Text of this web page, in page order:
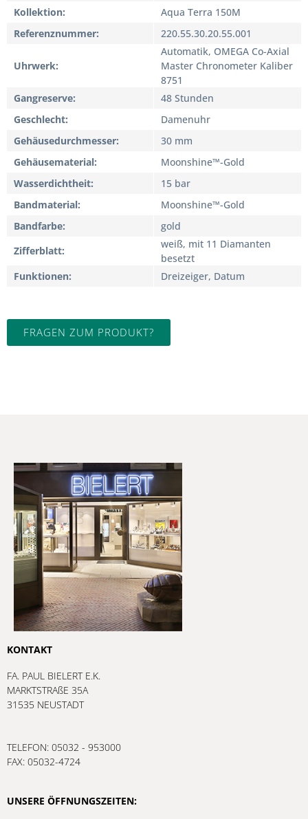
Kollektion
Aqua Terra 150M
Referenznummer
220.55.30.20.55.001
Uhrwerk
Automatik, OMEGA Co-Axial
Master Chronometer Kaliber
8751
Gangreserve
48 Stunden
Geschlecht
Damenuhr
Gehäusedurchmesser
30 mm
Gehäusematerial
Moonshine™-Gold
Wasserdichtheit
15 bar
Bandmaterial
Moonshine™-Gold
Bandfarbe
gold
Zifferblatt
weiß, mit 11 Diamanten
besetzt
Funktionen
Dreizeiger, Datum
FRAGEN ZUM PRODUKT?
KONTAKT
FA. PAUL BIELERT E.K.
MARKTSTRAßE 35A
31535 NEUSTADT
TELEFON: 05032 - 953000
FAX: 05032-4724
UNSERE ÖFFNUNGSZEITEN: